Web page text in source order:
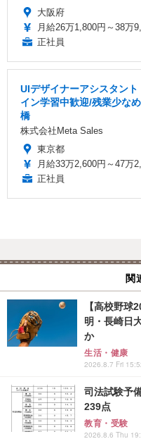
大阪府
月給26万1,800円～38万
正社員
UIデザイナーアシスタン
イン学習中歓迎/残業少な
橋
株式会社Meta Sales
東京都
月給33万2,600円～47万
正社員
関
【高校野球
明・長崎日
か
生活・健康
2026.8.7 Fri
司法試験予
239点
教育・受験
2026.8.6 Thu